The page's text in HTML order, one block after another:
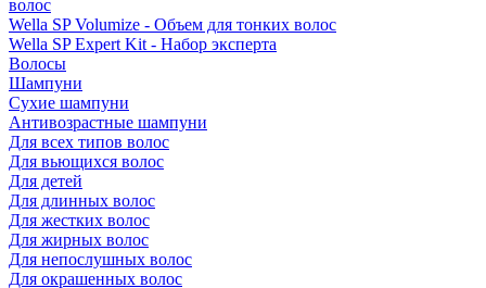
волос
Wella SP Volumize - Объем для тонких волос
Wella SP Expert Kit - Набор эксперта
Волосы
Шампуни
Сухие шампуни
Антивозрастные шампуни
Для всех типов волос
Для вьющихся волос
Для детей
Для длинных волос
Для жестких волос
Для жирных волос
Для непослушных волос
Для окрашенных волос